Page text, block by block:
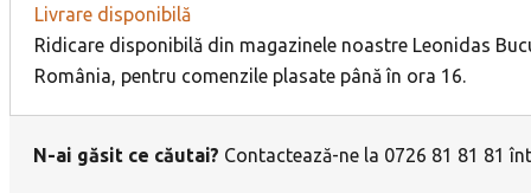
Livrare disponibilă
Ridicare disponibilă din magazinele noastre Leonidas
România, pentru comenzile plasate până în ora 16.
N-ai găsit ce căutai? Contactează-ne la 0726 81 81 81